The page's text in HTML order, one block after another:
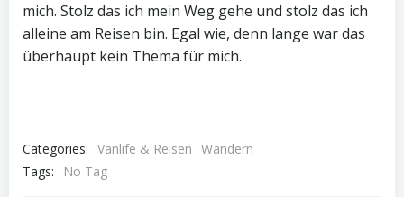
mich. Stolz das ich mein Weg gehe und stolz das ich
alleine am Reisen bin. Egal wie, denn lange war das
überhaupt kein Thema für mich.
Categories: Vanlife & Reisen Wandern
Tags:
No Tag